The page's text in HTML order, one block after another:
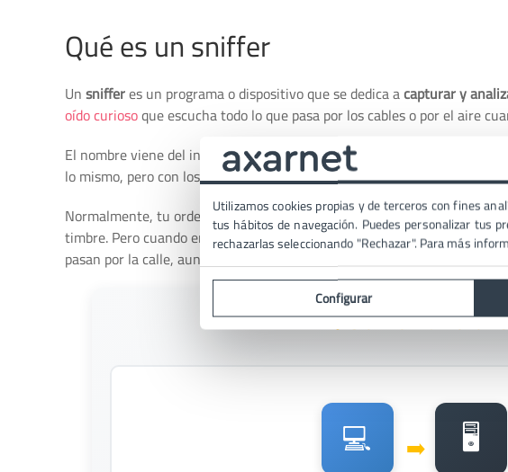
Qué es un sniffer
Unsnifferes un programa o dispositivo que se dedica acapturar y
oído curiosoque escucha todo lo que pasa por los cables o por el aire
El nombre viene del inglésto sniff, que significa
. ¿Te
lo mismo, pero con los datos que viajan por Internet.
Normalmente, tu ordenador solo presta atención a los datos que van
timbre. Pero cuando entra enmodo promiscuo, actúa diferente: es
pasan por la calle, aunque no sean para ti.
🔍 Cómo
💻 ➡️ 🖥️
Utilizamos cookies propias y de terceros con fines
tus hábitos de navegación. Puedes personalizar tus
rechazarlas seleccionando "Rechazar". Para más
Configurar